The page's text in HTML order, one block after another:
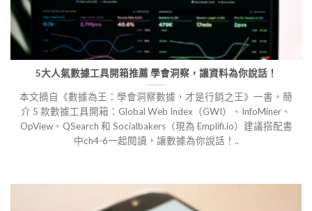
5大人氣數據工具開箱推薦 學會洞察，讓資料為你說話！
本文摘自《數據為王：學會洞察數據，才是行銷之王》一書，簡
介 5 款數據工具開箱：Global Web Index（GWI）、InfoMiner、
OpView、QSearch 和 Socialbakers（現為 Emplifi.io）建議搭配書
中ch4-6一起閱讀，讓數據為你說話！..